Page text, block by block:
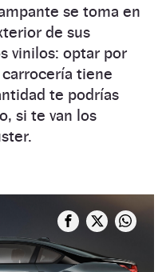
se toma en
de sus
vinilos: optar por
tiene
te podrías
si te van los